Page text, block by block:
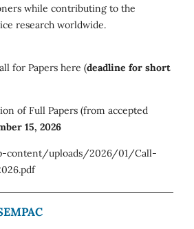
while contributing to the
research worldwide.
for Papers here (deadline for short
of Full Papers (from accepted
15, 2026
content/uploads/2026/01/Call-